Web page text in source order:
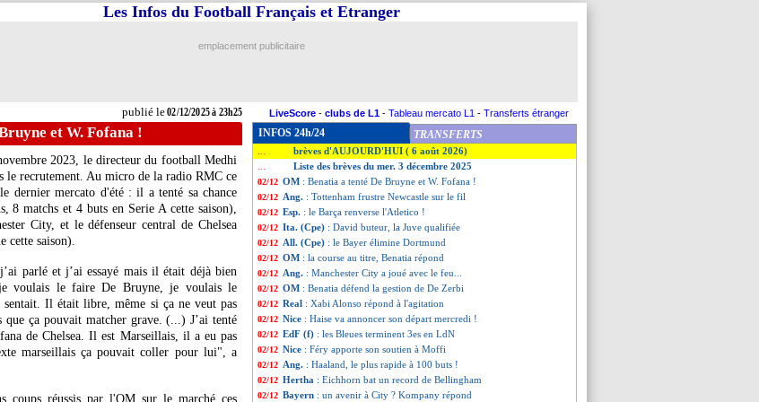
publié le02/12/2025 à 23h25
Les Infos du Football Français et Etranger
emplacement publicitaire
LiveScore - clubs de L1 - Tableau mercato L1 - Transferts étranger
et W. Fofana !
2023, le directeur du football Medhi
le recrutement. Au micro de la radio RMC ce
dernier mercato d'été : il a tenté sa chance
8 matchs et 4 buts en Serie A cette saison),
City, et le défenseur central de Chelsea
cette saison).
parlé et j’ai essayé mais il était déjà bien
voulais le faire De Bruyne, je voulais le
Il était libre, même si ça ne veut pas
ça pouvait matcher grave. (...) J’ai tenté
de Chelsea. Il est Marseillais, il a eu pas
marseillais ça pouvait coller pour lui", a
coups réussis par l'OM sur le marché ces
INFOS 24h/24 TRANSFERTS
brèves d'AUJOURD'HUI ( 6 août 2026)
Liste des brèves du mer. 3 décembre 2025
02/12 OM : Benatia a tenté De Bruyne et W. Fofana !
02/12 Ang. : Tottenham frustre Newcastle sur le fil
02/12 Esp. : le Barça renverse l'Atletico !
02/12 Ita. (Cpe) : David buteur, la Juve qualifiée
02/12 All. (Cpe) : le Bayer élimine Dortmund
02/12 OM : la course au titre, Benatia répond
02/12 Ang. : Manchester City a joué avec le feu...
02/12 OM : Benatia défend la gestion de De Zerbi
02/12 Real : Xabi Alonso répond à l'agitation
02/12 Nice : Haise va annoncer son départ mercredi !
02/12 EdF (f) : les Bleues terminent 3es en LdN
02/12 Nice : Féry apporte son soutien à Moffi
02/12 Ang. : Haaland, le plus rapide à 100 buts !
02/12 Hertha : Eichhorn bat un record de Bellingham
02/12 Bayern : un avenir à City ? Kompany répond